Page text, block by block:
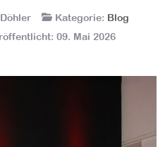
Kategorie: Blog
09. Mai 2026